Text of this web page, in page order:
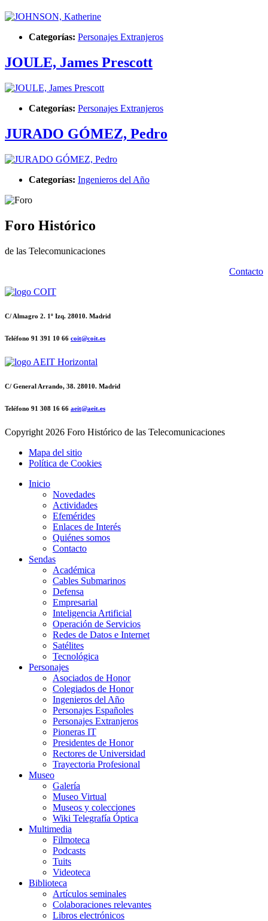
Categorías: Personajes Extranjeros
JOULE, James Prescott
Categorías: Personajes Extranjeros
JURADO GÓMEZ, Pedro
Categorías: Ingenieros del Año
Foro Histórico
de las Telecomunicaciones
Contacto
C/ Almagro 2. 1º Izq. 28010. Madrid
Teléfono 91 391 10 66 coit@coit.es
C/ General Arrando, 38. 28010. Madrid
Teléfono 91 308 16 66 aeit@aeit.es
Copyright 2026 Foro Histórico de las Telecomunicaciones
Mapa del sitio
Política de Cookies
Inicio
Novedades
Actividades
Efemérides
Enlaces de Interés
Quiénes somos
Contacto
Sendas
Académica
Cables Submarinos
Defensa
Empresarial
Inteligencia Artificial
Operación de Servicios
Redes de Datos e Internet
Satélites
Tecnológica
Personajes
Asociados de Honor
Colegiados de Honor
Ingenieros del Año
Personajes Españoles
Personajes Extranjeros
Pioneras IT
Presidentes de Honor
Rectores de Universidad
Trayectoria Profesional
Museo
Galería
Museo Virtual
Museos y colecciones
Wiki Telegrafía Óptica
Multimedia
Filmoteca
Podcasts
Tuits
Videoteca
Biblioteca
Artículos seminales
Colaboraciones relevantes
Libros electrónicos